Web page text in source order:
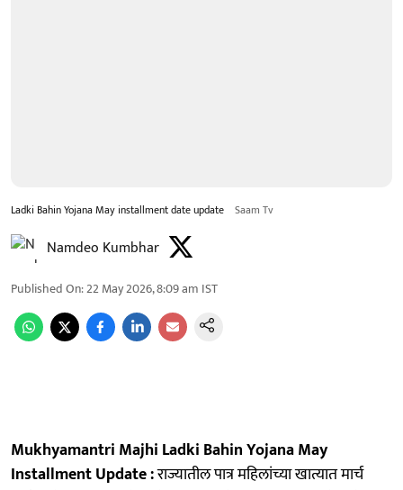
Ladki Bahin Yojana May installment date update Saam Tv
Namdeo Kumbhar
Published On:22 May 2026, 8:09 am IST
Mukhyamantri Majhi Ladki Bahin Yojana May
Installment Update :राज्यातील पात्र महिलांच्या खात्यात मार्च